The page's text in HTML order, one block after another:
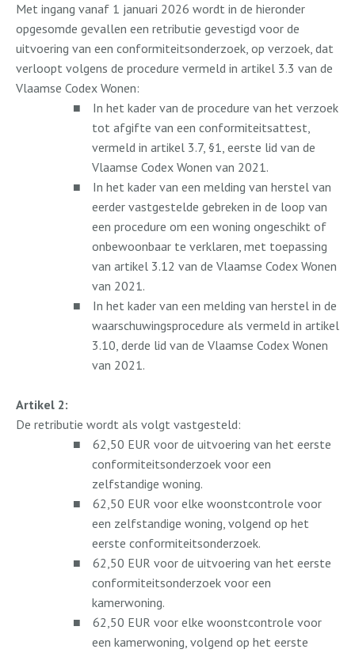
Met ingang vanaf 1 januari 2026 wordt in de hieronder
opgesomde gevallen een retributie gevestigd voor de
uitvoering van een conformiteitsonderzoek, op verzoek, dat
verloopt volgens de procedure vermeld in artikel 3.3 van de
Vlaamse Codex Wonen:
■
In het kader van de procedure van het verzoek
tot afgifte van een conformiteitsattest,
vermeld in artikel 3.7, §1, eerste lid van de
Vlaamse Codex Wonen van 2021.
■
In het kader van een melding van herstel van
eerder vastgestelde gebreken in de loop van
een procedure om een woning ongeschikt of
onbewoonbaar te verklaren, met toepassing
van artikel 3.12 van de Vlaamse Codex Wonen
van 2021.
■
In het kader van een melding van herstel in de
waarschuwingsprocedure als vermeld in artikel
3.10, derde lid van de Vlaamse Codex Wonen
van 2021.
Artikel 2:
De retributie wordt als volgt vastgesteld:
■
62,50 EUR voor de uitvoering van het eerste
conformiteitsonderzoek voor een
zelfstandige woning.
■
62,50 EUR voor elke woonstcontrole voor
een zelfstandige woning, volgend op het
eerste conformiteitsonderzoek.
■
62,50 EUR voor de uitvoering van het eerste
conformiteitsonderzoek voor een
kamerwoning.
■
62,50 EUR voor elke woonstcontrole voor
een kamerwoning, volgend op het eerste